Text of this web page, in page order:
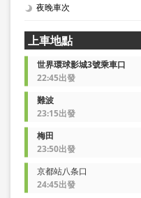
夜晚車次
上車地點
世界環球影城3號乘車口
22:45出發
難波
23:15出發
梅田
23:50出發
京都站八条口
24:45出發